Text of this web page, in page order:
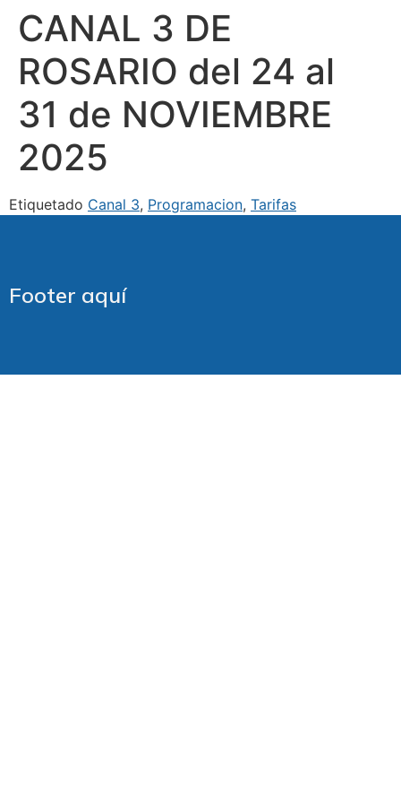
CANAL 3 DE
ROSARIO del 24 al
31 de NOVIEMBRE
2025
Etiquetado Canal 3, Programacion, Tarifas
Footer aquí